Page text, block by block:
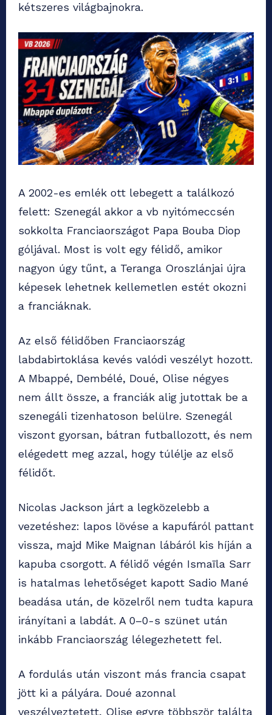
kétszeres világbajnokra.
A 2002-es emlék ott lebegett a találkozó
felett: Szenegál akkor a vb nyitómeccsén
sokkolta Franciaországot Papa Bouba Diop
góljával. Most is volt egy félidő, amikor
nagyon úgy tűnt, a Teranga Oroszlánjai újra
képesek lehetnek kellemetlen estét okozni
a franciáknak.
Az első félidőben Franciaország
labdabirtoklása kevés valódi veszélyt hozott.
A Mbappé, Dembélé, Doué, Olise négyes
nem állt össze, a franciák alig jutottak be a
szenegáli tizenhatoson belülre. Szenegál
viszont gyorsan, bátran futballozott, és nem
elégedett meg azzal, hogy túlélje az első
félidőt.
Nicolas Jackson járt a legközelebb a
vezetéshez: lapos lövése a kapufáról pattant
vissza, majd Mike Maignan lábáról kis híján a
kapuba csorgott. A félidő végén Ismaïla Sarr
is hatalmas lehetőséget kapott Sadio Mané
beadása után, de közelről nem tudta kapura
irányítani a labdát. A 0–0-s szünet után
inkább Franciaország lélegezhetett fel.
A fordulás után viszont más francia csapat
jött ki a pályára. Doué azonnal
veszélyeztetett, Olise egyre többször találta